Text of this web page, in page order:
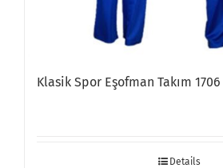
Klasik Spor Eşofman Takım
Details